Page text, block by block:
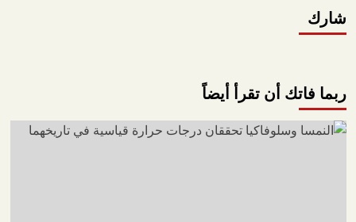
شارك
ربما فاتك أن تقرأ أيضاً